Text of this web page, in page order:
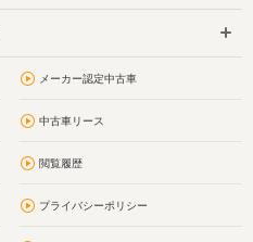
メーカー認定中古車
中古車リース
閲覧履歴
プライバシーポリシー